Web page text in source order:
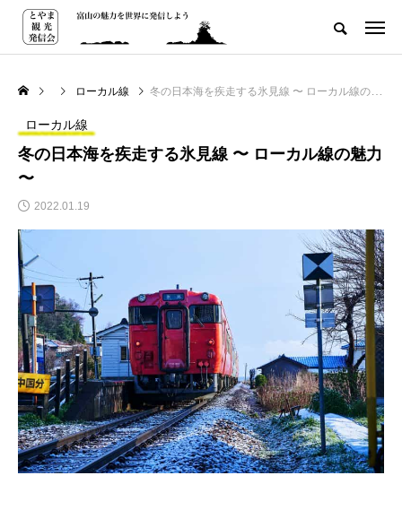
ローカル線 冬の日本海を疾走する氷見線 〜 ローカル線の魅力 〜
ローカル線
冬の日本海を疾走する氷見線 〜 ローカル線の魅力
〜
2022.01.19